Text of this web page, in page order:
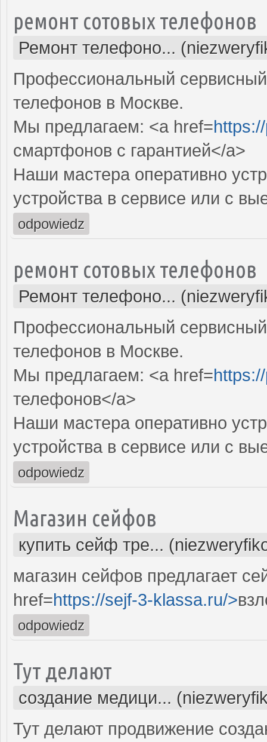
ремонт сотовых телефонов
Ремонт телефоно...
Профессиональный
телефонов в Москве.
Мы предлагаем: <a href=
смартфонов с гарантией</a>
Наши мастера оперативно
устройства в сервисе или с
odpowiedz
ремонт сотовых телефонов
Ремонт телефоно...
Профессиональный
телефонов в Москве.
Мы предлагаем: <a href=
телефонов</a>
Наши мастера оперативно
устройства в сервисе или с
odpowiedz
Магазин сейфов
купить сейф тре...
магазин сейфов предлагает
href=https://sejf-3-klassa.ru/>
odpowiedz
Тут делают
создание медици...
Тут делают продвижение